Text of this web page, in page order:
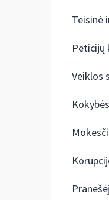
Teisinė
Peticijų
Veiklos